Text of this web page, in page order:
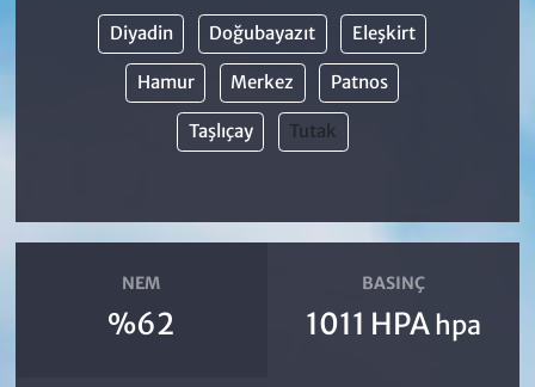
Diyadin Doğubayazıt Eleşkirt
Hamur Merkez Patnos
Taşlıçay Tutak
NEM
%62
BASINÇ
1011 HPA hpa